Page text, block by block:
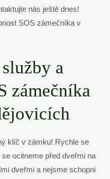
nás ještě dnes!
a
zámečníka
klíč v zámku! Rychle se
ocitneme před dveřmi na
dveřmi a nejsme schopni